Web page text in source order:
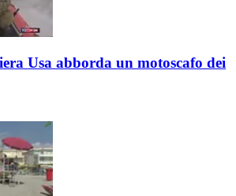
Usa abborda un motoscafo dei